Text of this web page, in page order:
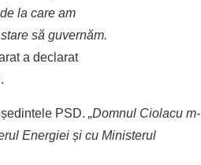
la care am
să guvernăm.
a declarat
PSD. „Domnul Ciolacu m-
Energiei și cu Ministerul